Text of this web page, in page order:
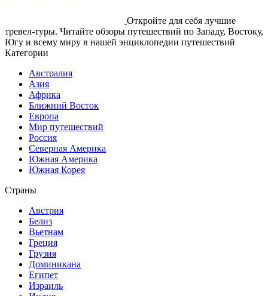
Откройте для себя лучшие
тревел-туры. Читайте обзоры путешествий по Западу, Востоку,
Югу и всему миру в нашей энциклопедии путешествий
Категории
Австралия
Азия
Африка
Ближний Восток
Европа
Мир путешествий
Россия
Северная Америка
Южная Америка
Южная Корея
Страны
Австрия
Белиз
Вьетнам
Греция
Грузия
Доминикана
Египет
Израиль